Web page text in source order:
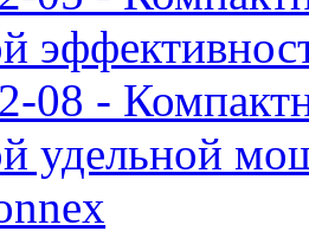
08 -
удельной